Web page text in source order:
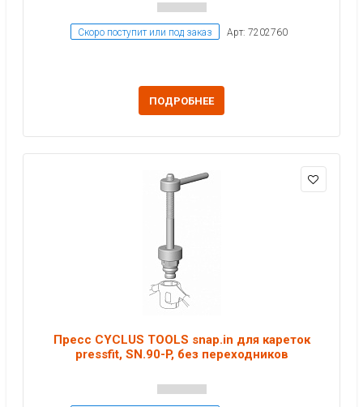
Скоро поступит или под заказ Арт: 7202760
ПОДРОБНЕЕ
Пресс CYCLUS TOOLS snap.in для кареток
pressfit, SN.90-P, без переходников